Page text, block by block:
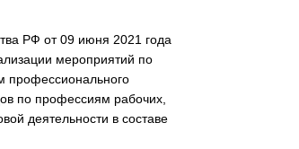
РФ от 09 июня 2021 года
мероприятий по
профессионального
по профессиям рабочих,
деятельности в составе